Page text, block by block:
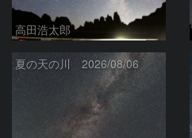
高田浩太郎
夏の天の川 2026/08/06